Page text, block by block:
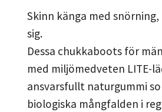
Skinn känga med
sig.
Dessa chukkaboots för
med miljömedveten LITE-
ansvarsfullt naturgummi
biologiska mångfalden i